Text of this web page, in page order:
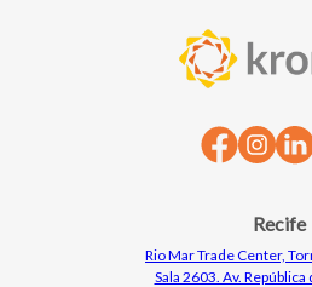
Recife
Rio Mar Trade Center,
Sala 2603. Av. República